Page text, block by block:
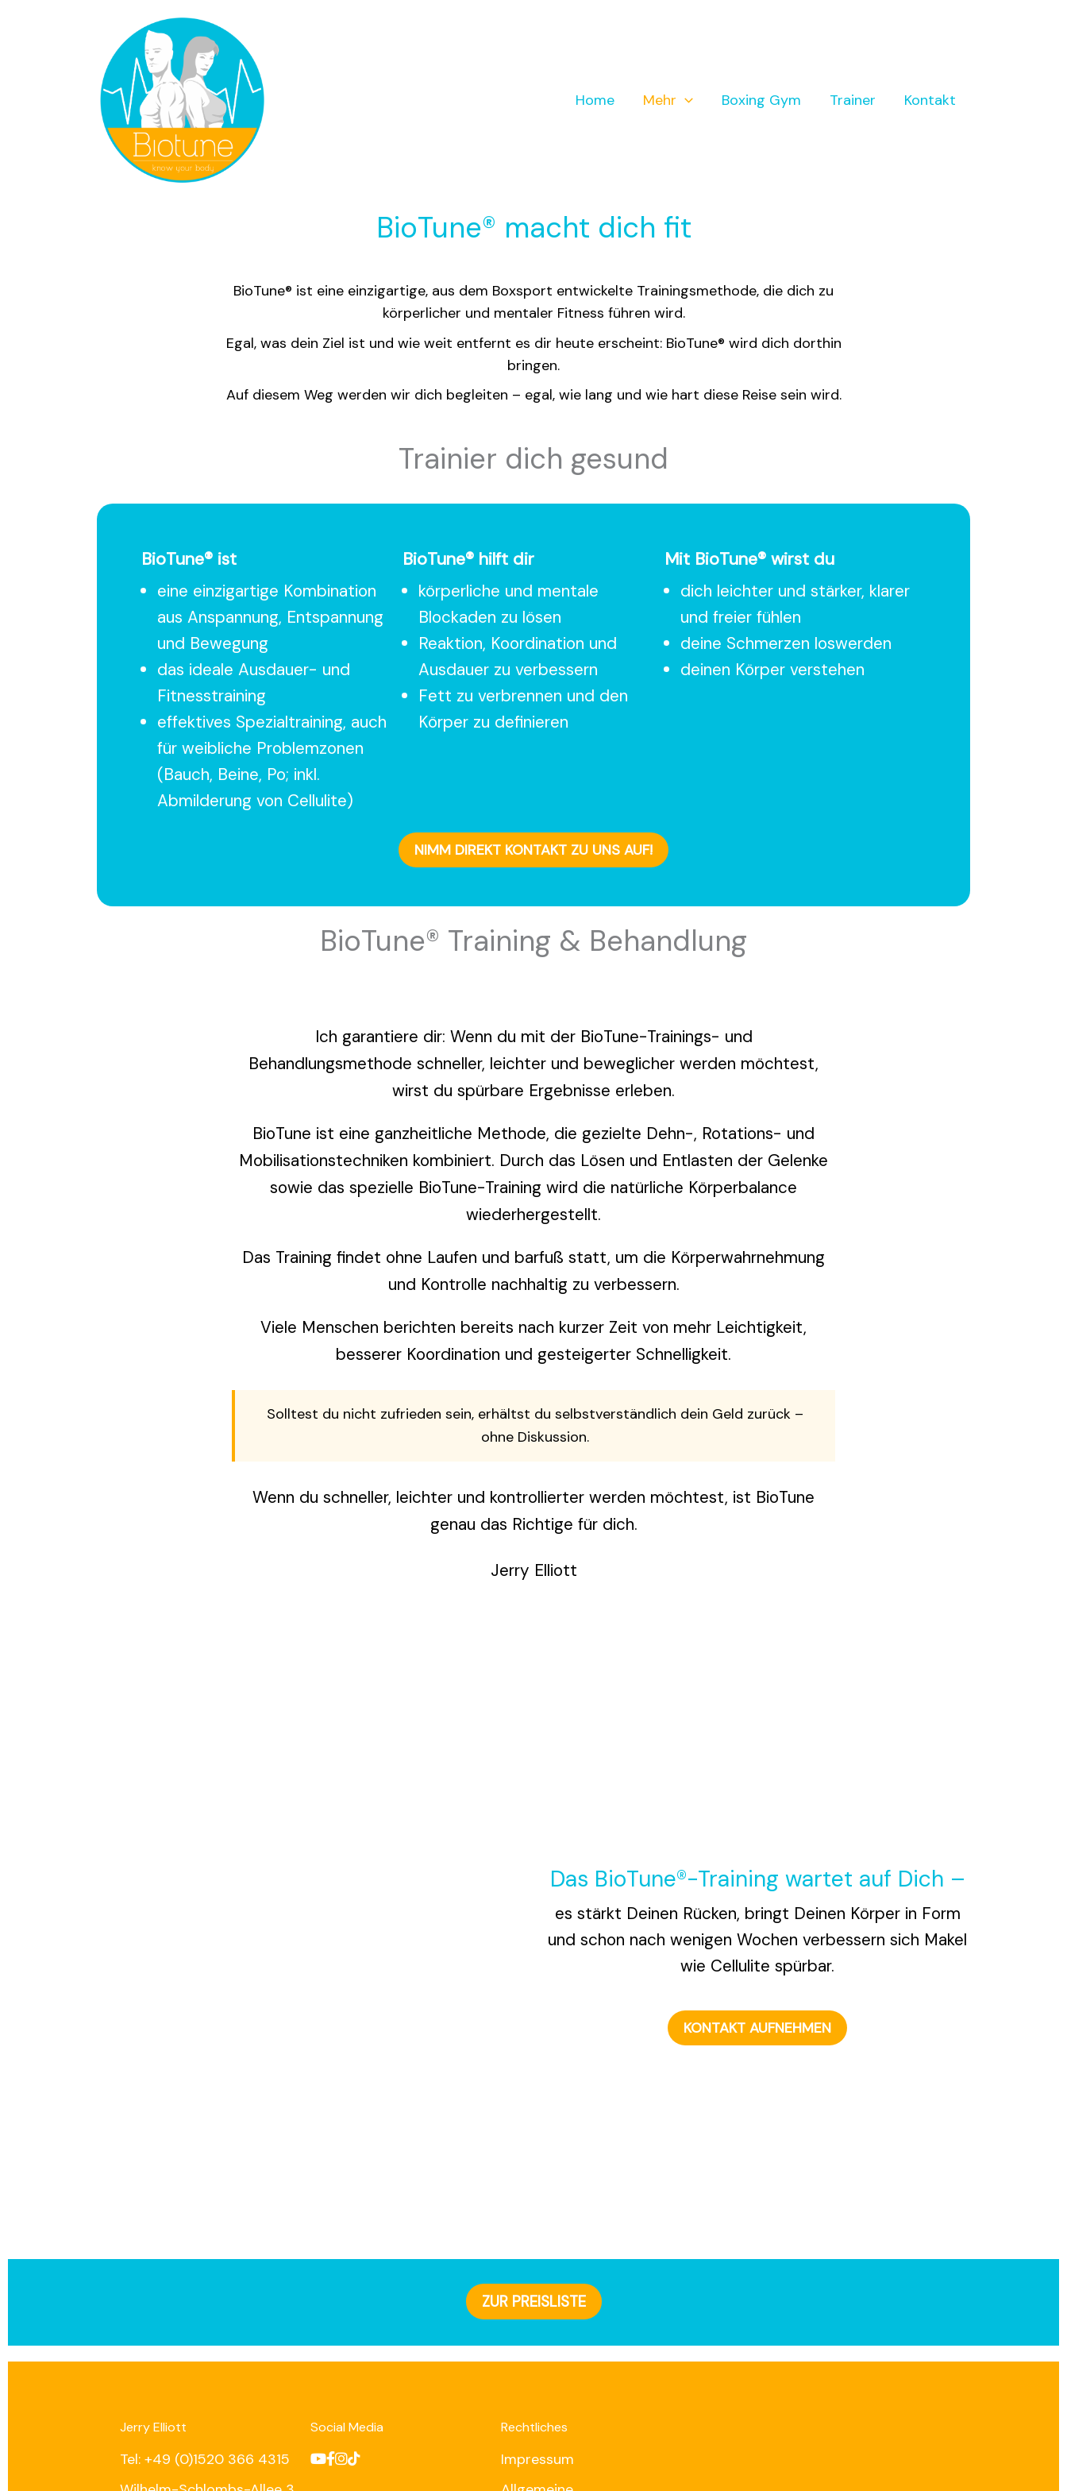
Home Mehr Boxing Gym Trainer Kontakt
BioTune® macht dich fit
BioTune® ist eine einzigartige, aus dem Boxsport entwickelte Trainingsmethode, die dich zu
körperlicher und mentaler Fitness führen wird.
Egal, was dein Ziel ist und wie weit entfernt es dir heute erscheint: BioTune® wird dich dorthin
bringen.
Auf diesem Weg werden wir dich begleiten – egal, wie lang und wie hart diese Reise sein wird.
Trainier dich gesund
BioTune® ist
eine einzigartige Kombination
aus Anspannung, Entspannung
und Bewegung
das ideale Ausdauer- und
Fitnesstraining
effektives Spezialtraining, auch
für weibliche Problemzonen
(Bauch, Beine, Po; inkl.
Abmilderung von Cellulite)
BioTune® hilft dir
körperliche und mentale
Blockaden zu lösen
Reaktion, Koordination und
Ausdauer zu verbessern
Fett zu verbrennen und den
Körper zu definieren
Mit BioTune® wirst du
dich leichter und stärker, klarer
und freier fühlen
deine Schmerzen loswerden
deinen Körper verstehen
NIMM DIREKT KONTAKT ZU UNS AUF!
BioTune® Training & Behandlung
Ich garantiere dir: Wenn du mit der BioTune-Trainings- und
Behandlungsmethode schneller, leichter und beweglicher werden möchtest,
wirst du spürbare Ergebnisse erleben.
BioTune ist eine ganzheitliche Methode, die gezielte Dehn-, Rotations- und
Mobilisationstechniken kombiniert. Durch das Lösen und Entlasten der Gelenke
sowie das spezielle BioTune-Training wird die natürliche Körperbalance
wiederhergestellt.
Das Training findet ohne Laufen und barfuß statt, um die Körperwahrnehmung
und Kontrolle nachhaltig zu verbessern.
Viele Menschen berichten bereits nach kurzer Zeit von mehr Leichtigkeit,
besserer Koordination und gesteigerter Schnelligkeit.
Solltest du nicht zufrieden sein, erhältst du selbstverständlich dein Geld zurück –
ohne Diskussion.
Wenn du schneller, leichter und kontrollierter werden möchtest, ist BioTune
genau das Richtige für dich.
Jerry Elliott
Das BioTune®-Training wartet auf Dich –
es stärkt Deinen Rücken, bringt Deinen Körper in Form
und schon nach wenigen Wochen verbessern sich Makel
wie Cellulite spürbar.
KONTAKT AUFNEHMEN
ZUR PREISLISTE
Jerry Elliott
Tel: +49 (0)1520 366 4315
Social Media Rechtliches
Impressum